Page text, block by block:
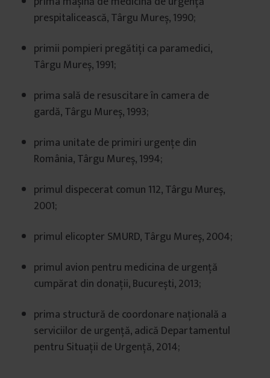
prespitalicească, Târgu Mureș, 1990;
primii pompieri pregătiți ca paramedici,
Târgu Mureș, 1991;
prima sală de resuscitare în camera de
gardă, Târgu Mureș, 1993;
prima unitate de primiri urgențe din
România, Târgu Mureș, 1994;
primul dispecerat comun 112, Târgu Mureș,
2001;
primul elicopter SMURD, Târgu Mureș, 2004;
primul avion pentru medicina de urgență
cumpărat din donații, București, 2013;
prima structură de coordonare națională a
serviciilor de urgență, adică Departamentul
pentru Situații de Urgență, 2014;